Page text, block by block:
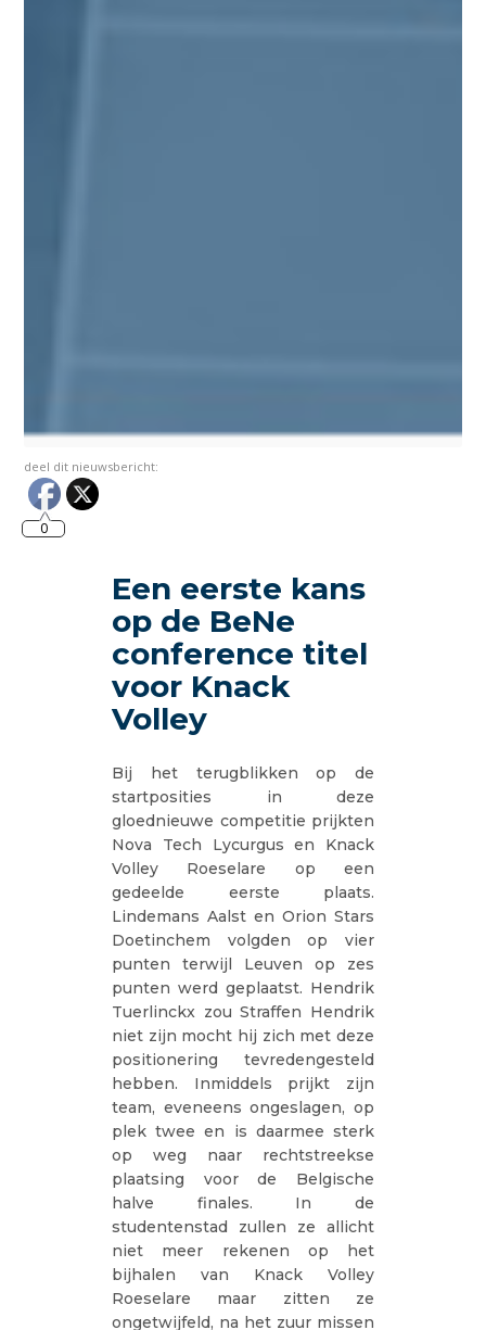
deel dit nieuwsbericht:
0
Een eerste kans
op de BeNe
conference titel
voor Knack
Volley
Bij het terugblikken op de
startposities in deze
gloednieuwe competitie prijkten
Nova Tech Lycurgus en Knack
Volley Roeselare op een
gedeelde eerste plaats.
Lindemans Aalst en Orion Stars
Doetinchem volgden op vier
punten terwijl Leuven op zes
punten werd geplaatst. Hendrik
Tuerlinckx zou Straffen Hendrik
niet zijn mocht hij zich met deze
positionering tevredengesteld
hebben. Inmiddels prijkt zijn
team, eveneens ongeslagen, op
plek twee en is daarmee sterk
op weg naar rechtstreekse
plaatsing voor de Belgische
halve finales. In de
studentenstad zullen ze allicht
niet meer rekenen op het
bijhalen van Knack Volley
Roeselare maar zitten ze
ongetwijfeld, na het zuur missen